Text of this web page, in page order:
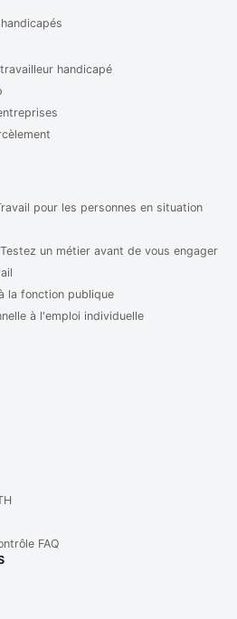
handicapé
pour les personnes en situation
un métier avant de vous engager
la fonction publique
à l'emploi individuelle
FAQ